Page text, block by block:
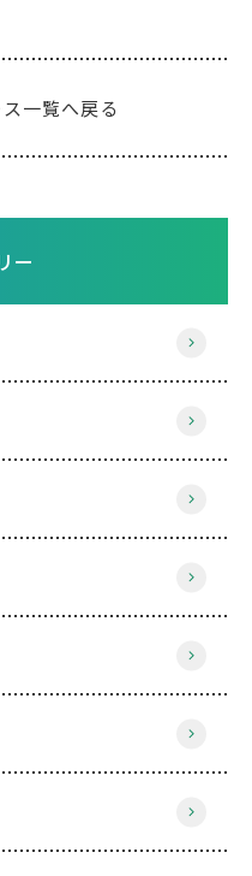
一覧へ戻る
ー